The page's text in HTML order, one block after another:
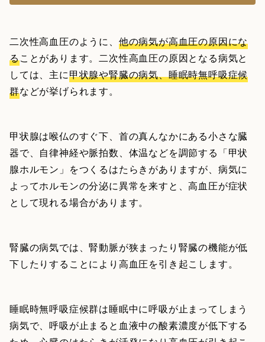
二次性高血圧のように、 他の病気が高血圧の原因にな
ることがあります。二次性高血圧の原因となる病気と
しては、主に甲状腺や腎臓の病気、睡眠時無呼吸症候
群などが挙げられます。
甲状腺は喉仏のすぐ下、首の真んなかにある小さな臓
器で、自律神経や脈拍数、体温などを調節する「甲状
腺ホルモン」をつくるはたらきがありますが、病気に
よってホルモンの分泌に異常を来すと、高血圧が症状
として現れる場合があります。
腎臓の病気では、腎動脈が狭まったり腎臓の機能が低
下したりすることにより高血圧を引き起こします。
睡眠時無呼吸症候群は睡眠中に呼吸が止まってしまう
病気で、呼吸が止まると血液中の酸素濃度が低下する